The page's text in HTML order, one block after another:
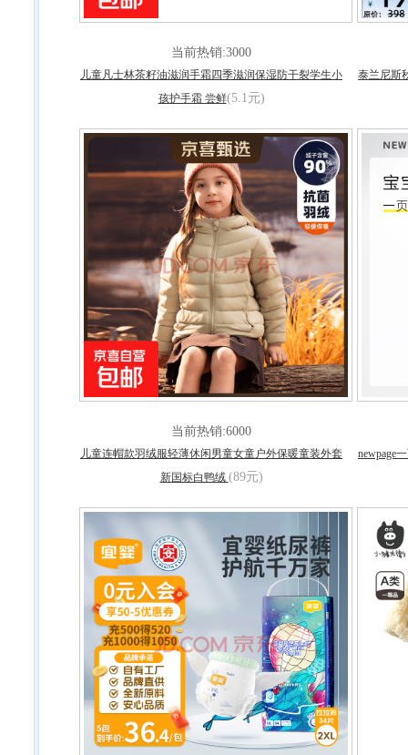
当前热销:3000
儿童凡士林茶籽油滋润手霜四季滋润保湿防干裂学生小
孩护手霜 尝鲜(5.1元)
泰兰尼斯
当前热销:6000
儿童连帽款羽绒服轻薄休闲男童女童户外保暖童装外套
新国标白鸭绒 (89元)
newpage